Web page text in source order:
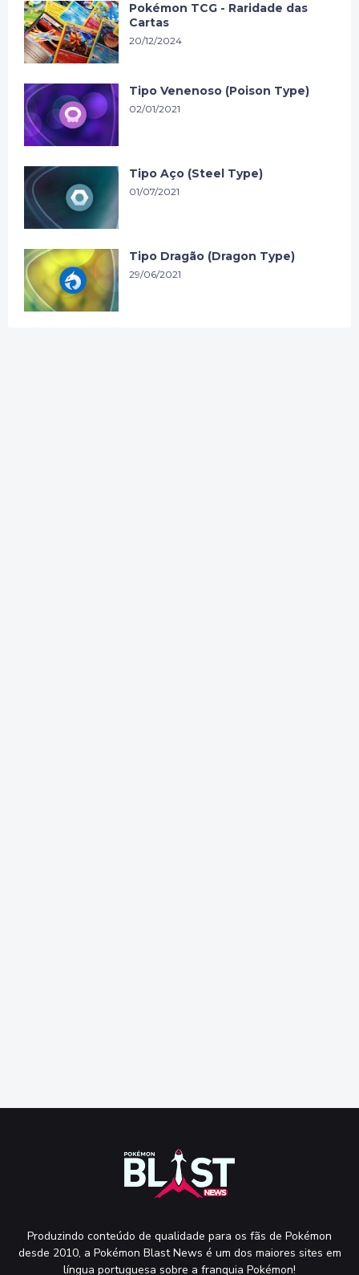
Pokémon TCG - Raridade das
Cartas
20/12/2024
Tipo Venenoso (Poison Type)
02/01/2021
Tipo Aço (Steel Type)
01/07/2021
Tipo Dragão (Dragon Type)
29/06/2021
Produzindo conteúdo de qualidade para os fãs de Pokémon
desde 2010, a Pokémon Blast News é um dos maiores sites em
língua portuguesa sobre a franquia Pokémon!